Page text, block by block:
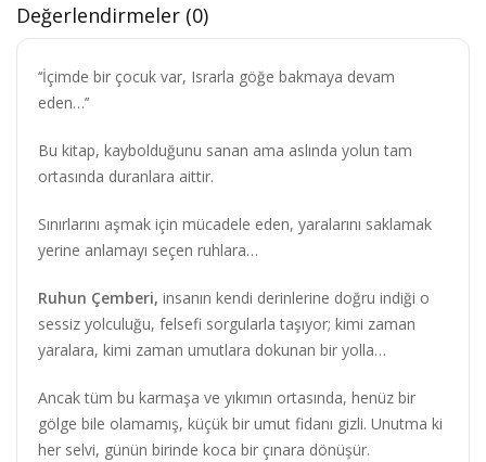
Değerlendirmeler (0)
‘‘İçimde bir çocuk var, Israrla göğe bakmaya devam
eden…’’
Bu kitap, kaybolduğunu sanan ama aslında yolun tam
ortasında duranlara aittir.
Sınırlarını aşmak için mücadele eden, yaralarını saklamak
yerine anlamayı seçen ruhlara…
Ruhun Çemberi, insanın kendi derinlerine doğru indiği o
sessiz yolculuğu, felsefi sorgularla taşıyor; kimi zaman
yaralara, kimi zaman umutlara dokunan bir yolla…
Ancak tüm bu karmaşa ve yıkımın ortasında, henüz bir
gölge bile olamamış, küçük bir umut fidanı gizli. Unutma ki
her selvi, günün birinde koca bir çınara dönüşür.